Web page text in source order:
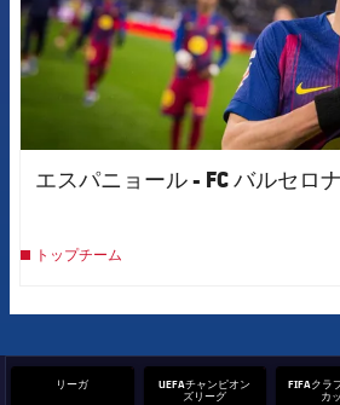
エスパニョール - FC バルセロ
トップチーム
リーガ
UEFAチャンピオン
ズリーグ
FIFAクラ
カ